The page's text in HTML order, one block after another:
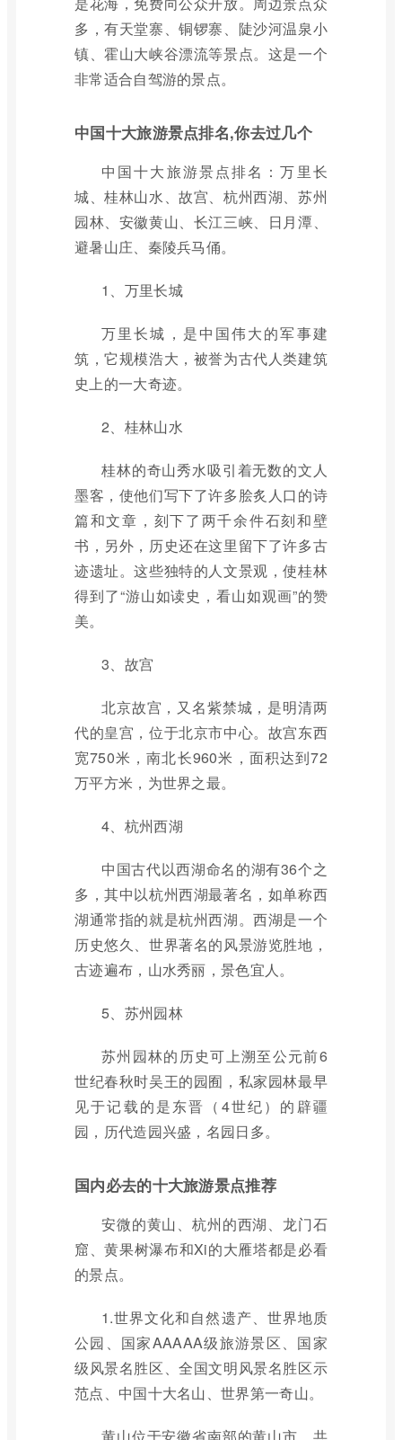
多，有天堂寨、铜锣寨、陡沙河温泉小
镇、霍山大峡谷漂流等景点。这是一个
非常适合自驾游的景点。
中国十大旅游景点排名,你去过几个
中国十大旅游景点排名：万里长
城、桂林山水、故宫、杭州西湖、苏州
园林、安徽黄山、长江三峡、日月潭、
避暑山庄、秦陵兵马俑。
1、万里长城
万里长城，是中国伟大的军事建
筑，它规模浩大，被誉为古代人类建筑
史上的一大奇迹。
2、桂林山水
桂林的奇山秀水吸引着无数的文人
墨客，使他们写下了许多脍炙人口的诗
篇和文章，刻下了两千余件石刻和壁
书，另外，历史还在这里留下了许多古
迹遗址。这些独特的人文景观，使桂林
得到了“游山如读史，看山如观画”的赞
美。
3、故宫
北京故宫，又名紫禁城，是明清两
代的皇宫，位于北京市中心。故宫东西
宽750米，南北长960米，面积达到72
万平方米，为世界之最。
4、杭州西湖
中国古代以西湖命名的湖有36个之
多，其中以杭州西湖最著名，如单称西
湖通常指的就是杭州西湖。西湖是一个
历史悠久、世界著名的风景游览胜地，
古迹遍布，山水秀丽，景色宜人。
5、苏州园林
苏州园林的历史可上溯至公元前6
世纪春秋时吴王的园囿，私家园林最早
见于记载的是东晋（4世纪）的辟疆
园，历代造园兴盛，名园日多。
国内必去的十大旅游景点推荐
安微的黄山、杭州的西湖、龙门石
窟、黄果树瀑布和Xi的大雁塔都是必看
的景点。
1.世界文化和自然遗产、世界地质
公园、国家AAAAA级旅游景区、国家
级风景名胜区、全国文明风景名胜区示
范点、中国十大名山、世界第一奇山。